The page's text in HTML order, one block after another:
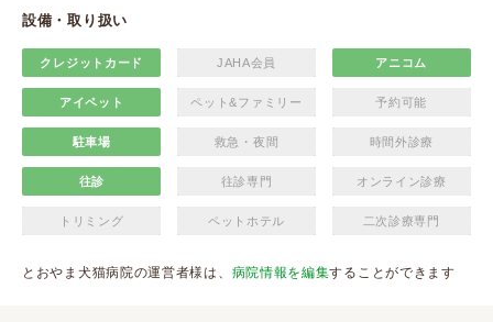
設備・取り扱い
クレジットカード JAHA会員 アニコム
アイペット ペット&ファミリー 予約可能
駐車場 救急・夜間 時間外診療
往診 往診専門 オンライン診療
トリミング ペットホテル 二次診療専門
とおやま犬猫病院の運営者様は、 病院情報を編集することができます